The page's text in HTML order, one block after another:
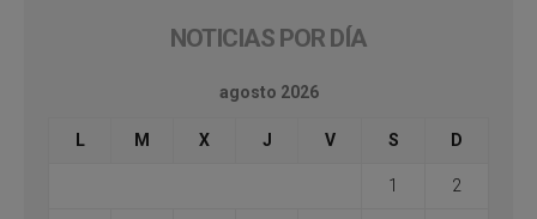
NOTICIAS POR DÍA
agosto 2026
L M X J V S D
1 2